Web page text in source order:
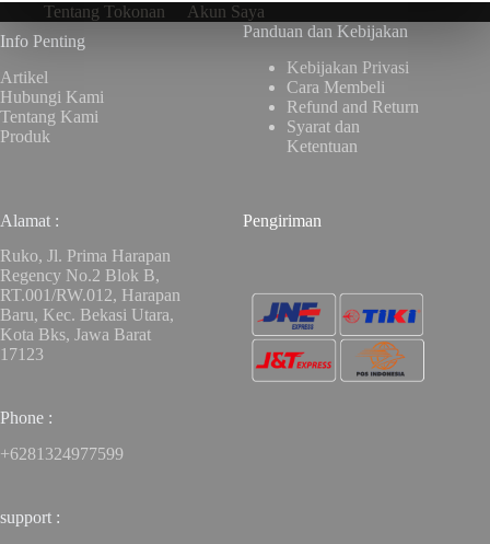
Tentang Tokonan
Akun Saya
Info Penting
Artikel
Hubungi Kami
Tentang Kami
Produk
Panduan dan Kebijakan
Kebijakan Privasi
Cara Membeli
Refund and Return
Syarat dan
Ketentuan
Alamat :
Ruko, Jl. Prima Harapan
Regency No.2 Blok B,
RT.001/RW.012, Harapan
Baru, Kec. Bekasi Utara,
Kota Bks, Jawa Barat
17123
Phone :
+6281324977599
support :
Pengiriman